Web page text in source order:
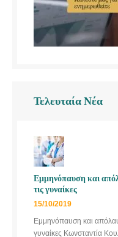
Τελευταία Νέα
Εμμηνόπαυση και
τις γυναίκες
15/10/2019
Εμμηνόπαυση και
γυναίκες Κωνσταντία